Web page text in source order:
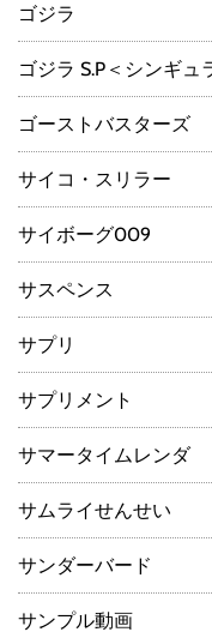
ゴジラ
ゴジラ S.P＜シンギュ
ゴーストバスターズ
サイコ・スリラー
サイボーグ009
サスペンス
サプリ
サプリメント
サマータイムレンダ
サムライせんせい
サンダーバード
サンプル動画